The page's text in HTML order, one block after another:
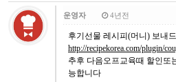
운영자 4년전
후기선물 레시피(머니) 보내
http://recipekorea.com/plugin/
추후 다음오프교육때 할인또
능합니다